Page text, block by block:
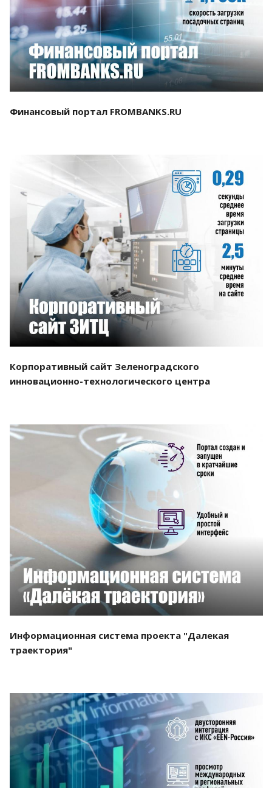
Смотреть проект
Финансовый портал FROMBANKS.RU
Смотреть проект
Корпоративный сайт Зеленоградского
инновационно-технологического центра
Смотреть проект
Информационная система проекта "Далекая
траектория"